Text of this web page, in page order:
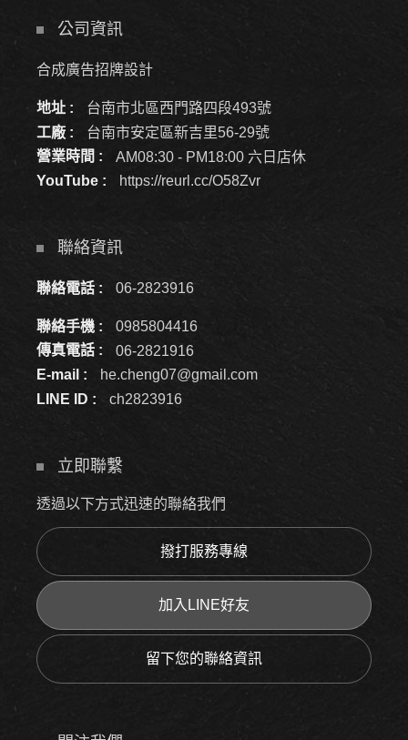
公司資訊
合成廣告招牌設計
地址 :
台南市北區西門路四段493號
工廠 :
台南市安定區新吉里56-29號
營業時間 :
AM08:30 - PM18:00 六日店休
YouTube :
https://reurl.cc/O58Zvr
聯絡資訊
聯絡電話 : 06-2823916
聯絡手機 :
0985804416
傳真電話 :
06-2821916
E-mail :
he.cheng07@gmail.com
LINE ID :
ch2823916
立即聯繫
透過以下方式迅速的聯絡我們
撥打服務專線
加入LINE好友
留下您的聯絡資訊